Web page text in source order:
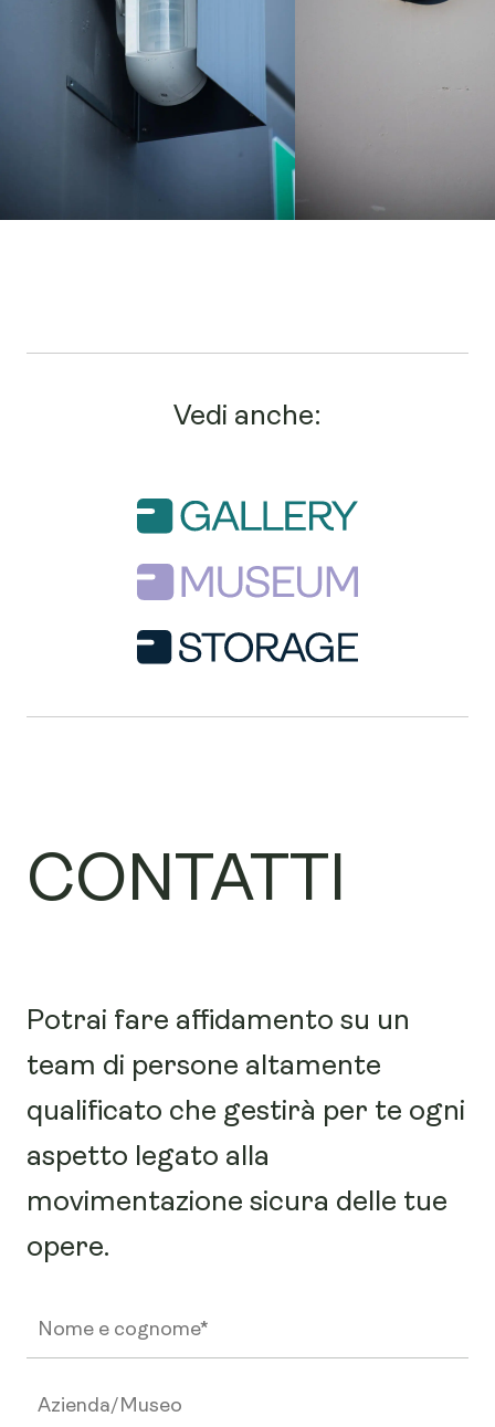
Vedi anche:
CONTATTI
Potrai fare affidamento su un
team di persone altamente
qualificato che gestirà per te ogni
aspetto legato alla
movimentazione sicura delle tue
opere.